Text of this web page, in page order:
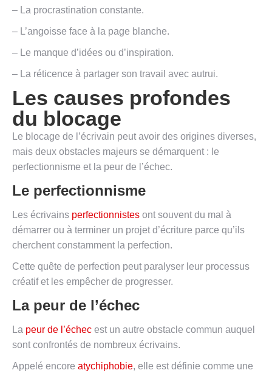
– La procrastination constante.
– L’angoisse face à la page blanche.
– Le manque d’idées ou d’inspiration.
– La réticence à partager son travail avec autrui.
Les causes profondes
du blocage
Le blocage de l’écrivain peut avoir des origines diverses,
mais deux obstacles majeurs se démarquent : le
perfectionnisme et la peur de l’échec.
Le perfectionnisme
Les écrivains perfectionnistes ont souvent du mal à
démarrer ou à terminer un projet d’écriture parce qu’ils
cherchent constamment la perfection.
Cette quête de perfection peut paralyser leur processus
créatif et les empêcher de progresser.
La peur de l’échec
La peur de l’échec est un autre obstacle commun auquel
sont confrontés de nombreux écrivains.
Appelé encore atychiphobie, elle est définie comme une